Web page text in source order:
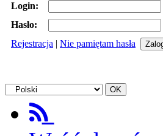
Login:
Hasło:
Rejestracja | Nie pamiętam hasła